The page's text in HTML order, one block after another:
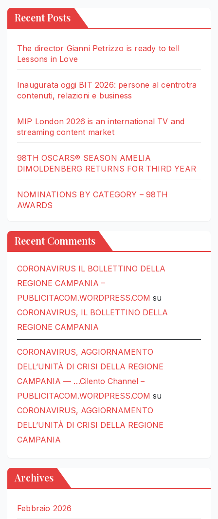
Recent Posts
The director Gianni Petrizzo is ready to tell
Lessons in Love
Inaugurata oggi BIT 2026: persone al centrotra
contenuti, relazioni e business
MIP London 2026 is an international TV and
streaming content market
98TH OSCARS® SEASON AMELIA
DIMOLDENBERG RETURNS FOR THIRD YEAR
NOMINATIONS BY CATEGORY – 98TH
AWARDS
Recent Comments
CORONAVIRUS IL BOLLETTINO DELLA
REGIONE CAMPANIA –
PUBLICITACOM.WORDPRESS.COM su
CORONAVIRUS, IL BOLLETTINO DELLA
REGIONE CAMPANIA
CORONAVIRUS, AGGIORNAMENTO
DELL’UNITÀ DI CRISI DELLA REGIONE
CAMPANIA — …Cilento Channel –
PUBLICITACOM.WORDPRESS.COM su
CORONAVIRUS, AGGIORNAMENTO
DELL’UNITÀ DI CRISI DELLA REGIONE
CAMPANIA
Archives
Febbraio 2026